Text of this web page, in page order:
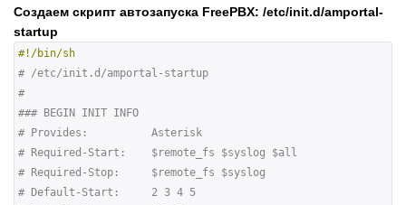
Создаем скрипт автозапуска FreePBX: /etc/init.d/amportal-
startup
#!/bin/sh
# /etc/init.d/amportal-startup
#
### BEGIN INIT INFO
# Provides:          Asterisk
# Required-Start:    $remote_fs $syslog $all
# Required-Stop:     $remote_fs $syslog
# Default-Start:     2 3 4 5